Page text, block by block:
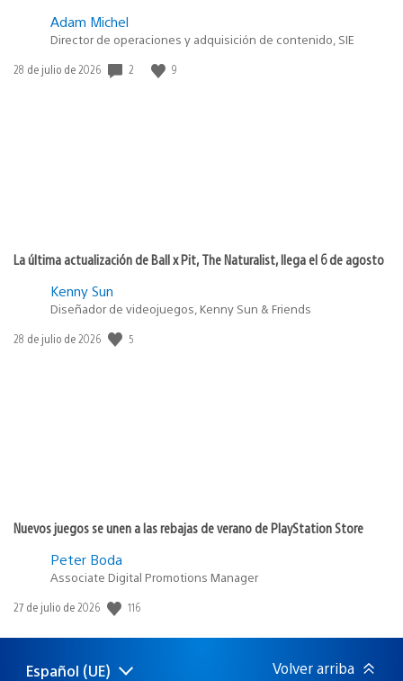
Adam Michel
Director de operaciones y adquisición de contenido, SIE
Fecha
28 de julio de 2026 2 9
La última actualización de Ball x Pit, The Naturalist, llega el 6 de agosto
Kenny Sun
Diseñador de videojuegos, Kenny Sun & Friends
Fecha
28 de julio de 2026 5
Nuevos juegos se unen a las rebajas de verano de PlayStation Store
Peter Boda
Associate Digital Promotions Manager
Fecha
publicación:
27 de julio de 2026 116
Selecciona
Región
Español (UE) Volver arriba